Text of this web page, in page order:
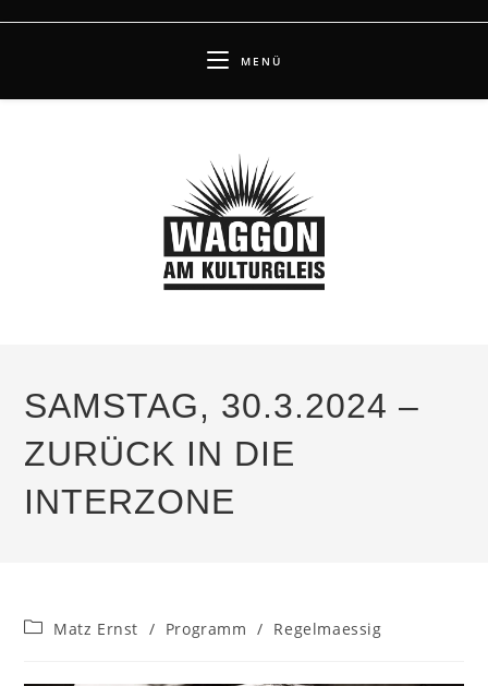
MENÜ
SAMSTAG, 30.3.2024 –
ZURÜCK IN DIE
INTERZONE
Beitrags-
Matz Ernst / Programm / Regelmaessig